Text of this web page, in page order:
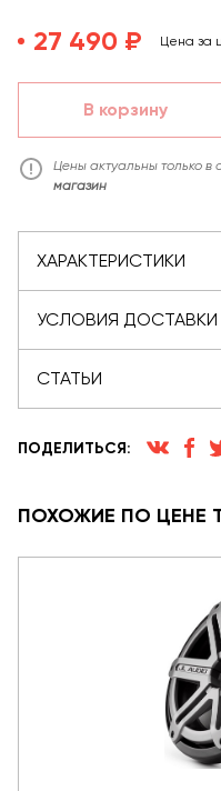
27 490 ₽ Цена за
В корзину
Цены актуальны только в
магазин
ХАРАКТЕРИСТИКИ
УСЛОВИЯ ДОСТАВКИ
СТАТЬИ
ПОДЕЛИТЬСЯ:
ПОХОЖИЕ ПО ЦЕНЕ